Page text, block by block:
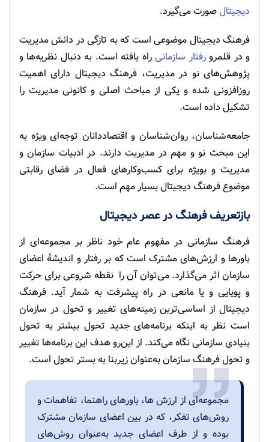
دیجیتالصورت می‌گیرد.
فرهنگ دیجیتال موضوعی است که به تازگی در دانش مدیریت
و در قلمرورفتار سازمانیراه یافته است. به دنبال نظریه‌ها و
پژوهش‌های نو در مدیریت، فرهنگ دیجیتال دارای اهمیت
روزافزونی شده و یکی از مباحث اصلی و کانونی مدیریت را
تشکیل داده است.
جامعه‌شناسان، روان‌شناسان و اقتصاددانان توجه‌ای ویژه به
این مبحث نو و مهم در مدیریت دارند. در ادبیات سازمان و
مدیریت و بویژه برای کسب‌وکارهای فعال در فضای رقابتی
موضوع فرهنگ دیجیتال بسیار مهم است.
بازتعریف فرهنگ در عصر دیجیتال
فرهنگ سازمانی در مفهوم عام خود ناظر بر مجموعه‌ای از
باورها و ارزش‌های مشترک است که بر رفتار و اندیشۀ اعضای
سازمان اثر می‌گذارد. می‌توان آن را نقطه شروعی برای حرکت
و پویایی و یا مانعی در راه پیشرفت به شمار آید. فرهنگ
دیجیتال از اساسی‌ترین زمینه‌های تغییر و تحول در سازمان
است نظر به اینکه برنامه‌های جدید تحول بیشتر به تحول
بنیادی سازمانی نگاه می‌کند. از این‌رو هدف این برنامه‌ها تغییر
و تحول فرهنگ سازمان به‌عنوان زیربنا به بستر تحول است.
مجموعه‌ای از ارزش ها، باورهای راهنما، تفاهمات و
روش‌های تفکر، که در بین اعضای سازمان مشترک
بوده و از طرف اعضای جدید به‌عنوان روش‌های